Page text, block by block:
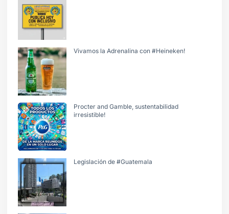
Vivamos la Adrenalina con #Heineken!
Procter and Gamble, sustentabilidad
irresistible!
Legislación de #Guatemala